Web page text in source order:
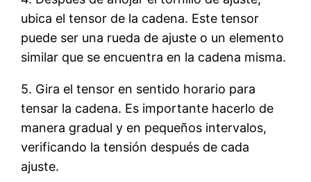
ubica el tensor de la cadena. Este tensor
puede ser una rueda de ajuste o un elemento
similar que se encuentra en la cadena misma.
5. Gira el tensor en sentido horario para
tensar la cadena. Es importante hacerlo de
manera gradual y en pequeños intervalos,
verificando la tensión después de cada
ajuste.